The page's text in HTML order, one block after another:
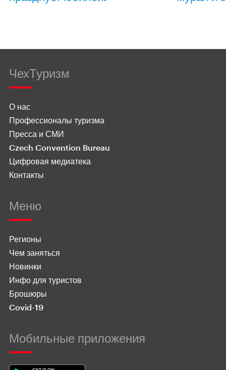
ЧехТуризм
О нас
Профессионалы туризма
Пресса и СМИ
Czech Convention Bureau
Цифровая медиатека
Контакты
Меню
Регионы
Чем заняться
Новинки
Инфо для туристов
Брошюры
Covid-19
Мобильные приложения